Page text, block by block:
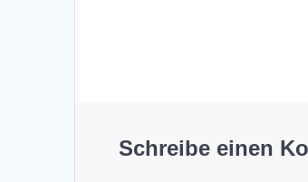
Schreibe einen